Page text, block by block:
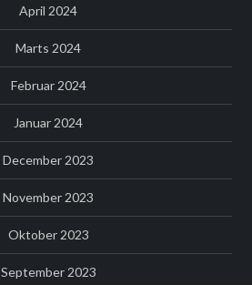
April 2024
Marts 2024
Februar 2024
Januar 2024
December 2023
November 2023
Oktober 2023
September 2023